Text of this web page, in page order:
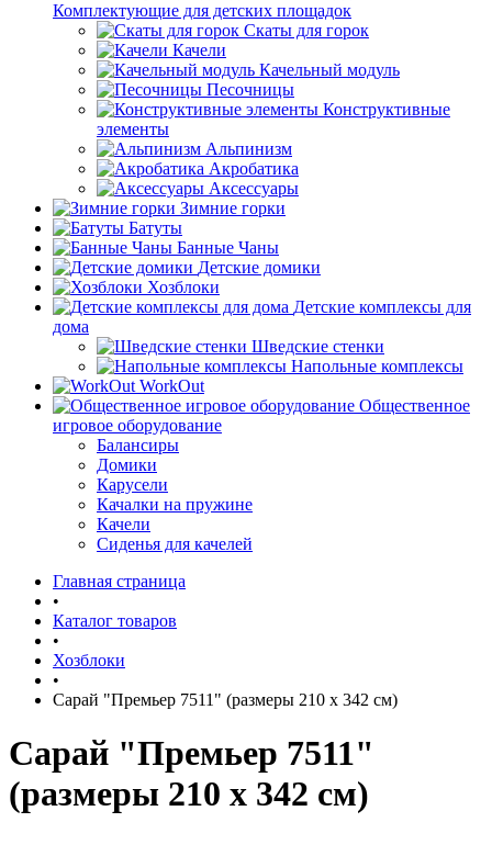
Комплектующие для детских площадок
Скаты для горок
Качели
Качельный модуль
Песочницы
Конструктивные
элементы
Альпинизм
Акробатика
Аксессуары
Зимние горки
Батуты
Банные Чаны
Детские домики
Хозблоки
Детские комплексы для
дома
Шведские стенки
Напольные комплексы
WorkOut
Общественное
игровое оборудование
Балансиры
Домики
Карусели
Качалки на пружине
Качели
Сиденья для качелей
Главная страница
•
Каталог товаров
•
Хозблоки
•
Сарай "Премьер 7511" (размеры 210 х 342 см)
Сарай "Премьер 7511"
(размеры 210 х 342 см)